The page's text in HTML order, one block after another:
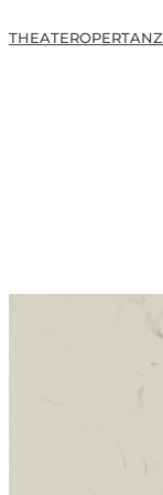
THEATEROPERTANZ